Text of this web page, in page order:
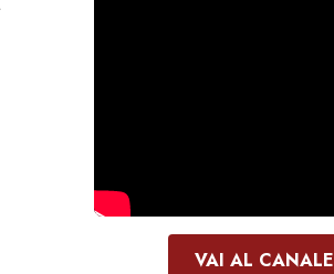
VAI AL CANALE